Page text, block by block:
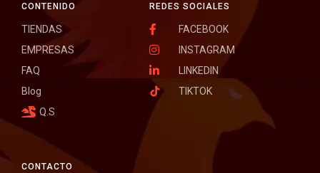
CONTACTO
REDES SOCIALES
FACEBOOK
INSTAGRAM
LINKEDIN
TIKTOK
CONTENIDO
TIENDAS
EMPRESAS
FAQ
Blog
Q.S